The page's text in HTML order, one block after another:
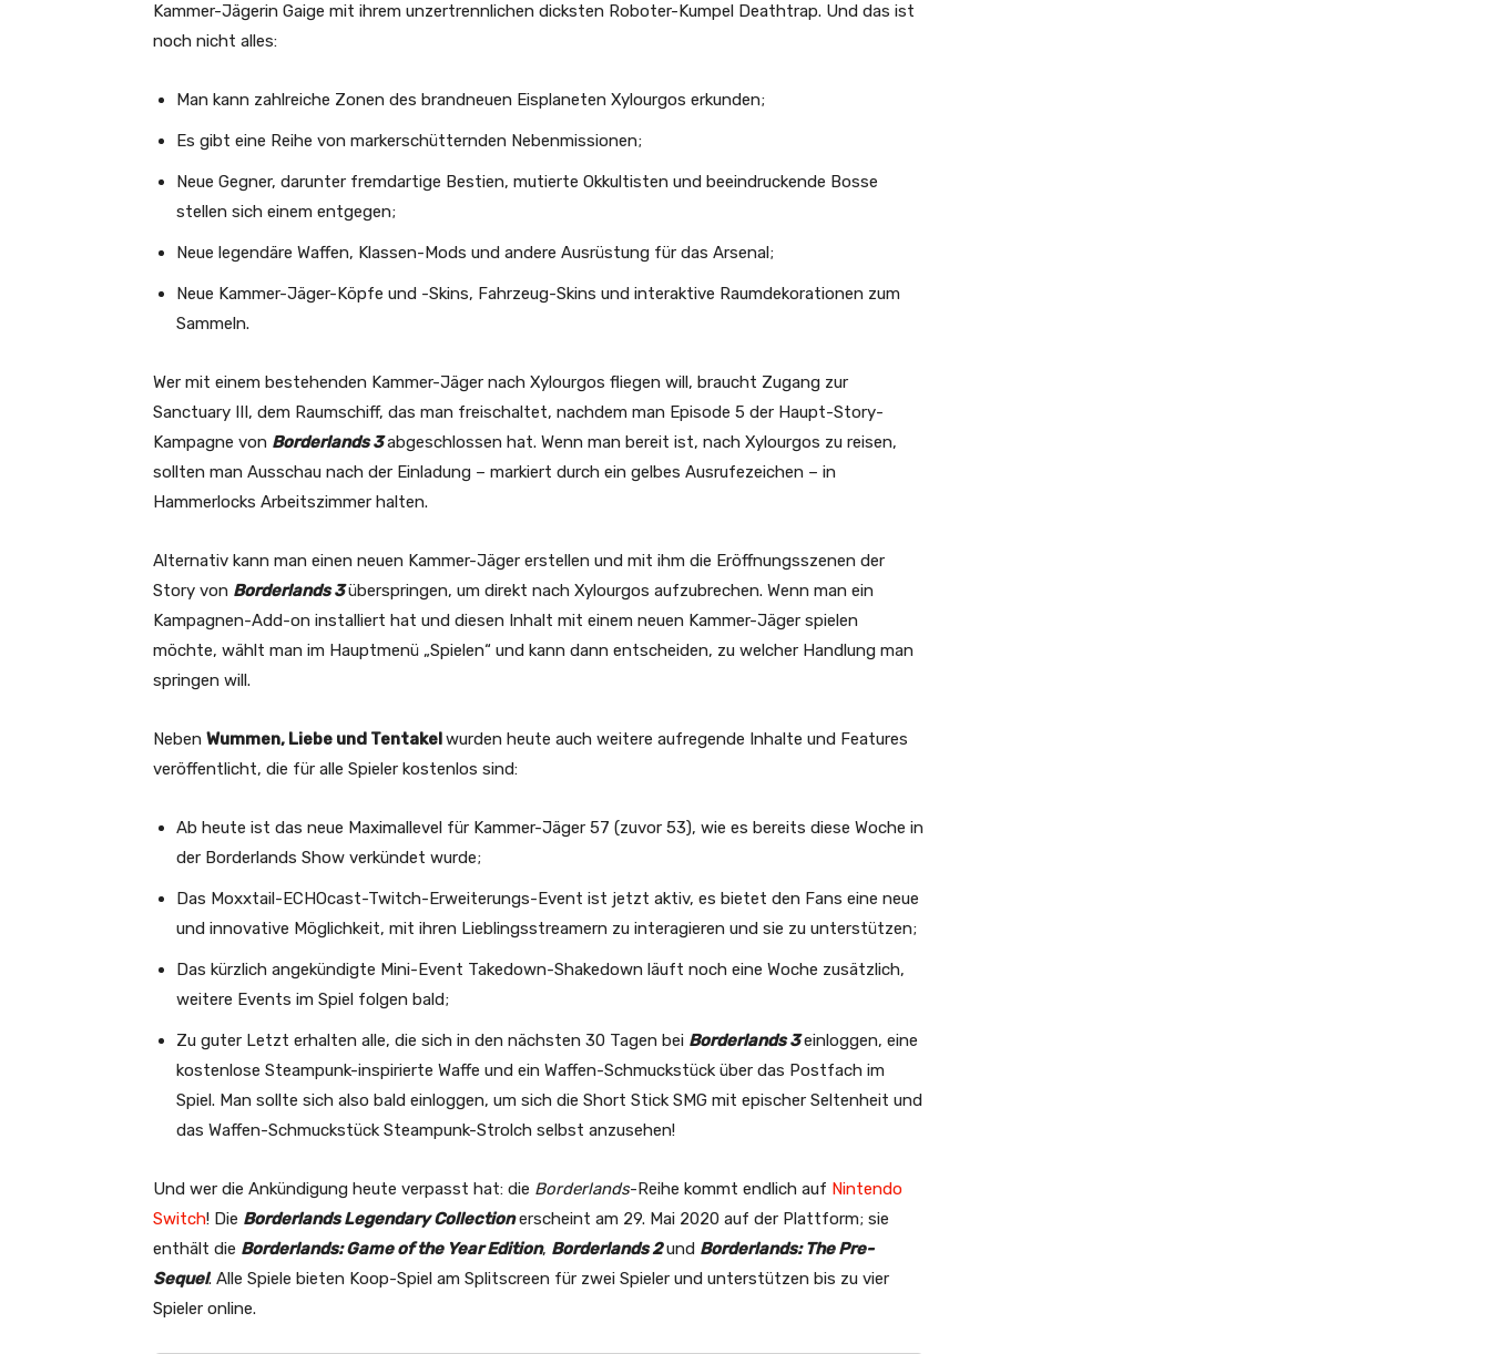
Kammer-Jägerin Gaige mit ihrem unzertrennlichen dicksten Roboter-Kumpel Deathtrap. Und das ist
noch nicht alles:
Man kann zahlreiche Zonen des brandneuen Eisplaneten Xylourgos erkunden;
Es gibt eine Reihe von markerschütternden Nebenmissionen;
Neue Gegner, darunter fremdartige Bestien, mutierte Okkultisten und beeindruckende Bosse
stellen sich einem entgegen;
Neue legendäre Waffen, Klassen-Mods und andere Ausrüstung für das Arsenal;
Neue Kammer-Jäger-Köpfe und -Skins, Fahrzeug-Skins und interaktive Raumdekorationen zum
Sammeln.
Wer mit einem bestehenden Kammer-Jäger nach Xylourgos fliegen will, braucht Zugang zur
Sanctuary III, dem Raumschiff, das man freischaltet, nachdem man Episode 5 der Haupt-Story-
Kampagne von Borderlands 3abgeschlossen hat. Wenn man bereit ist, nach Xylourgos zu reisen,
sollten man Ausschau nach der Einladung – markiert durch ein gelbes Ausrufezeichen – in
Hammerlocks Arbeitszimmer halten.
Alternativ kann man einen neuen Kammer-Jäger erstellen und mit ihm die Eröffnungsszenen der
Story von Borderlands 3überspringen, um direkt nach Xylourgos aufzubrechen. Wenn man ein
Kampagnen-Add-on installiert hat und diesen Inhalt mit einem neuen Kammer-Jäger spielen
möchte, wählt man im Hauptmenü „Spielen“ und kann dann entscheiden, zu welcher Handlung man
springen will.
Neben Wummen, Liebe und Tentakelwurden heute auch weitere aufregende Inhalte und Features
veröffentlicht, die für alle Spieler kostenlos sind:
Ab heute ist das neue Maximallevel für Kammer-Jäger 57 (zuvor 53), wie es bereits diese Woche in
der Borderlands Show verkündet wurde;
Das Moxxtail-ECHOcast-Twitch-Erweiterungs-Event ist jetzt aktiv, es bietet den Fans eine neue
und innovative Möglichkeit, mit ihren Lieblingsstreamern zu interagieren und sie zu unterstützen;
Das kürzlich angekündigte Mini-Event Takedown-Shakedown läuft noch eine Woche zusätzlich,
weitere Events im Spiel folgen bald;
Zu guter Letzt erhalten alle, die sich in den nächsten 30 Tagen bei Borderlands 3einloggen, eine
kostenlose Steampunk-inspirierte Waffe und ein Waffen-Schmuckstück über das Postfach im
Spiel. Man sollte sich also bald einloggen, um sich die Short Stick SMG mit epischer Seltenheit und
das Waffen-Schmuckstück Steampunk-Strolch selbst anzusehen!
Und wer die Ankündigung heute verpasst hat: die Borderlands-Reihe kommt endlich auf Nintendo
Switch! Die Borderlands Legendary Collectionerscheint am 29. Mai 2020 auf der Plattform; sie
enthält die Borderlands: Game of the Year Edition, Borderlands 2und Borderlands: The Pre-
Sequel. Alle Spiele bieten Koop-Spiel am Splitscreen für zwei Spieler und unterstützen bis zu vier
Spieler online.